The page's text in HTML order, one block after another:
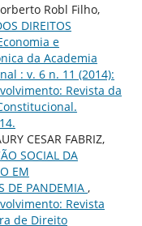
Robl Filho,
DIREITOS
e
da Academia
: v. 6 n. 11 (2014):
Revista da
CESAR FABRIZ,
SOCIAL DA
EM
DE PANDEMIA ,
Revista
de Direito